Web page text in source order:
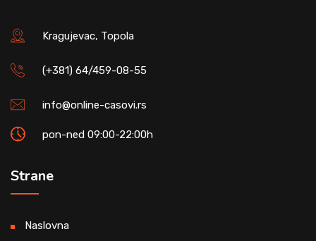
Kragujevac, Topola
(+381) 64/459-08-55
info@online-casovi.rs
pon-ned 09:00-22:00h
Strane
Naslovna